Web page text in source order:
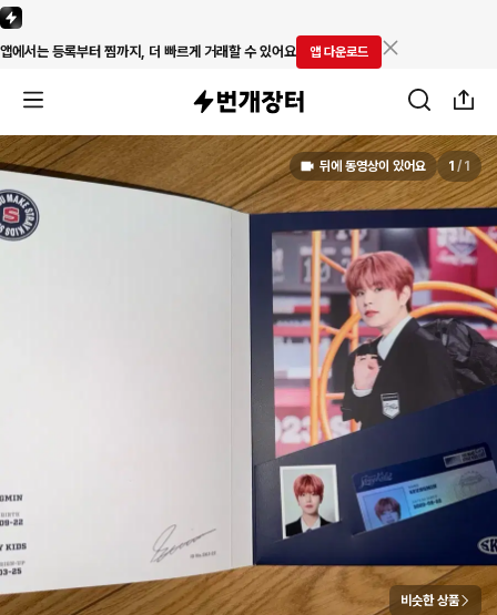
앱에서는 등록부터 찜까지, 더 빠르게 거래할 수 있어요 앱 다운로드
뒤에 동영상이 있어요 1 / 1
비슷한 상품